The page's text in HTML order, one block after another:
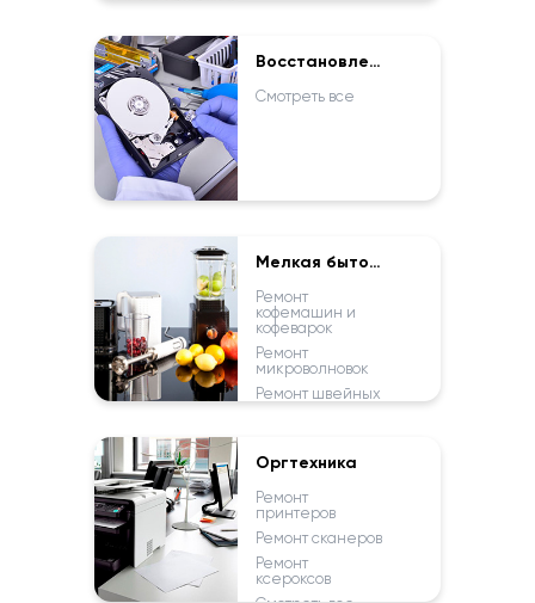
Восстановление данных
Смотреть все
Мелкая бытовая техника
Ремонт
кофемашин и
кофеварок
Ремонт
микроволновок
Ремонт швейных
машин
Оргтехника
Ремонт
принтеров
Ремонт сканеров
Ремонт
ксероксов